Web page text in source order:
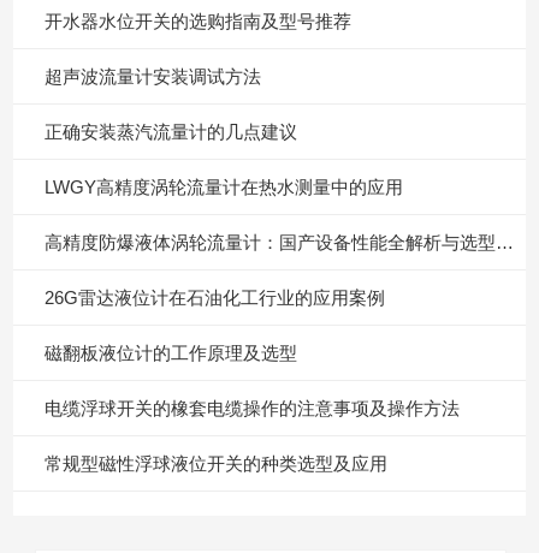
开水器水位开关的选购指南及型号推荐
超声波流量计安装调试方法
正确安装蒸汽流量计的几点建议
LWGY高精度涡轮流量计在热水测量中的应用
高精度防爆液体涡轮流量计：国产设备性能全解析与选型实操指南
26G雷达液位计在石油化工行业的应用案例
磁翻板液位计的工作原理及选型
电缆浮球开关的橡套电缆操作的注意事项及操作方法
常规型磁性浮球液位开关的种类选型及应用